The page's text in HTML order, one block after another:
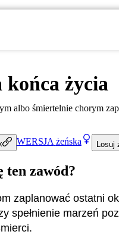
końca życia
albo śmiertelnie chorym
WERSJA żeńska Losuj
ten zawód?
zaplanować ostatni
spełnienie marzeń